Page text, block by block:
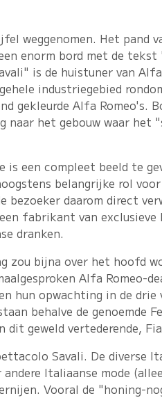
weggenomen. Het pand
enorm bord met de
is de huistuner van
industriegebied
gekleurde Alfa Romeo's.
naar het gebouw waar het
een compleet beeld te
belangrijke rol
bezoeker daarom direct
fabrikant van exclusieve
dranken.
zou bijna over het hoofd
Alfa Romeo-
hun opwachting in de drie
behalve de genoemde
dit geweld vertederende,
Savali. De diverse
Italiaanse mode
Vooral de "honing-